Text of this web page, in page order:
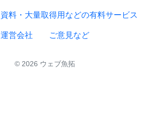
資料・大量取得用などの有料サービス
運営会社 ご意見など
© 2026 ウェブ魚拓